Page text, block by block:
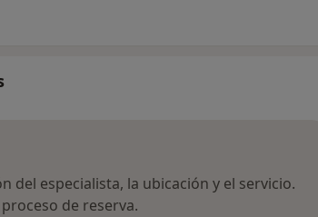
del especialista, la ubicación y el servicio.
de reserva.